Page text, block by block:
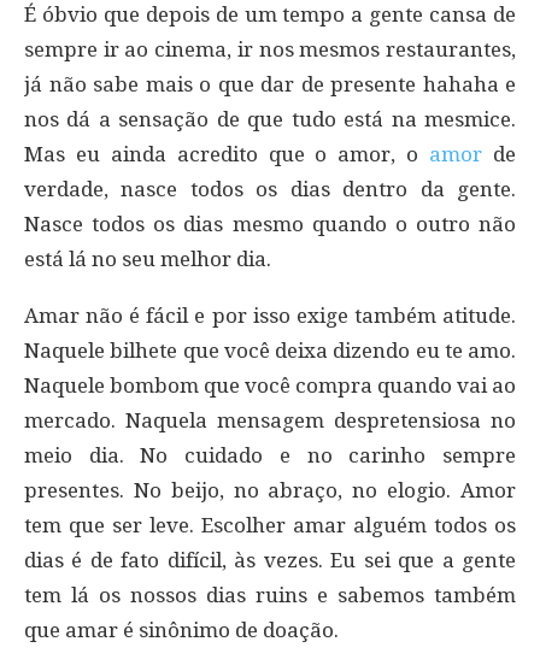
É óbvio que depois de um tempo a gente cansa de
sempre ir ao cinema, ir nos mesmos restaurantes,
já não sabe mais o que dar de presente hahaha e
nos dá a sensação de que tudo está na mesmice.
Mas eu ainda acredito que o amor, o amor de
verdade, nasce todos os dias dentro da gente.
Nasce todos os dias mesmo quando o outro não
está lá no seu melhor dia.
Amar não é fácil e por isso exige também atitude.
Naquele bilhete que você deixa dizendo eu te amo.
Naquele bombom que você compra quando vai ao
mercado. Naquela mensagem despretensiosa no
meio dia. No cuidado e no carinho sempre
presentes. No beijo, no abraço, no elogio. Amor
tem que ser leve. Escolher amar alguém todos os
dias é de fato difícil, às vezes. Eu sei que a gente
tem lá os nossos dias ruins e sabemos também
que amar é sinônimo de doação.